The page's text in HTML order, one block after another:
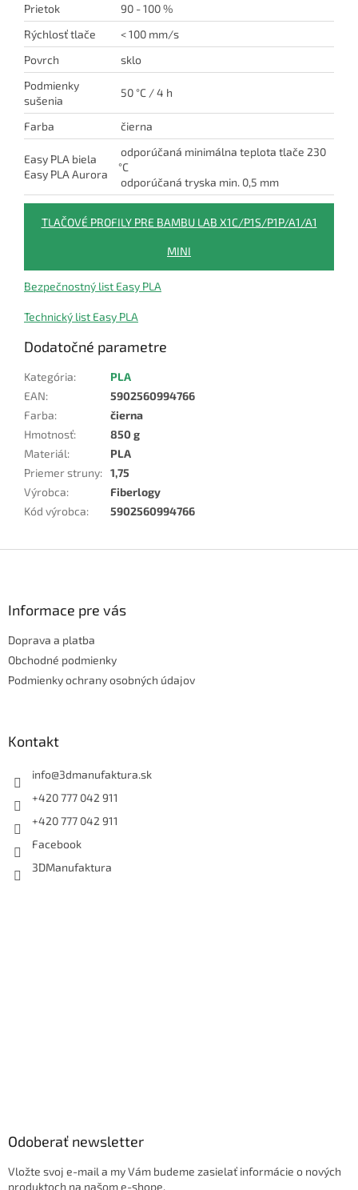
Prietok
90 - 100 %
Rýchlosť tlače
< 100 mm/s
Povrch
sklo
Podmienky
sušenia
50 °C / 4 h
Farba čierna
Easy PLA biela
Easy PLA Aurora
odporúčaná minimálna teplota tlače 230
°C
odporúčaná tryska min. 0,5 mm
TLAČOVÉ PROFILY PRE BAMBU LAB X1C/P1S/P1P/A1/A1
MINI
Bezpečnostný list Easy PLA
Technický list Easy PLA
Dodatočné parametre
Kategória:
PLA
EAN:
5902560994766
Farba:
čierna
Hmotnosť:
850 g
Materiál:
PLA
Priemer struny: 1,75
Výrobca:
Fiberlogy
Kód výrobca: 5902560994766
Informace pre vás
Doprava a platba
Obchodné podmienky
Podmienky ochrany osobných údajov
Kontakt
info@3dmanufaktura.sk
+420 777 042 911
+420 777 042 911
Facebook
3DManufaktura
Odoberať newsletter
Vložte svoj e-mail a my Vám budeme zasielať informácie o nových
produktoch na našom e-shope.